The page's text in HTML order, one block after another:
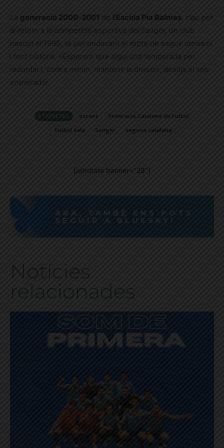
La generació 2000-2001 de l’Escola Pia Balmes , clau per
al retorn a la competició esportiva del Sanger, un club
nascut el 1995, té per endavant el repte de seguir creixent
i fent història. «Esperem que sigui una temporada per
recordar i, com a mínim, mantenir la divisió», desitja el seu
entrenador.
ETIQUETES ascens
Federació Catalana de Futbol
Futbol sala
Sanger segona catalana
[adrotate banner="28"]
ARA, TAMBÉ ENS POTS
SEGUIR A BLUESKY!
Notícies
relacionades